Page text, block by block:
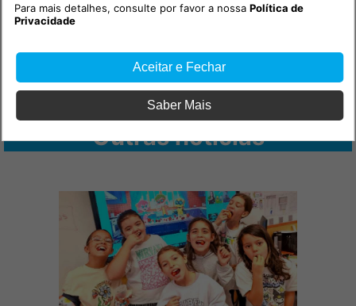
Outras notícias
Para mais detalhes, consulte por favor a nossaPolítica de
Privacidade
Aceitar e Fechar
Saber Mais